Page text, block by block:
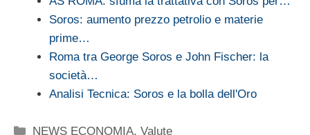
Soros: aumento prezzo petrolio e materie
prime…
Roma tra George Soros e John Fischer: la
società…
Analisi Tecnica: Soros e la bolla dell'Oro
Categorie
NEWS ECONOMIA,Valute